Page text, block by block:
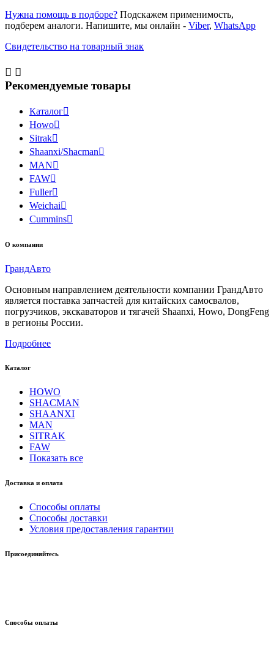
Нужна помощь в подборе? Подскажем применимость,
подберем аналоги. Напишите, мы онлайн - Viber, WhatsApp
Свидетельство на товарный знак
 
Рекомендуемые товары
Каталог
Howo
Sitrak
Shaanxi/Shacman
MAN
FAW
Fuller
Weichai
Cummins
О компании
ГрандАвто
Основным направлением деятельности компании ГрандАвто
является поставка запчастей для китайских самосвалов,
погрузчиков, экскаваторов и тягачей Shaanxi, Howo, DongFeng
в регионы России.
Подробнее
Каталог
HOWO
SHACMAN
SHAANXI
MAN
SITRAK
FAW
Показать все
Доставка и оплата
Способы оплаты
Способы доставки
Условия предоставления гарантии
Присоединяйтесь
Способы оплаты